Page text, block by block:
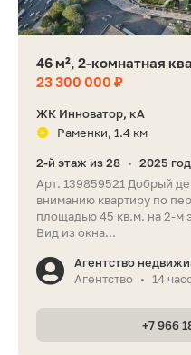
46 м², 2-комнатная
23 300 000 ₽
ЖК Инноватор, кА
Раменки, 1.4 км
2-й этаж из 28 • 2025 год
Арт. 139859521 Добрый
вниманию квартиру по
площадью 45 кв.м. на 2-м
Вид из окна...
Агентство
Агентство
• 14
+7 966